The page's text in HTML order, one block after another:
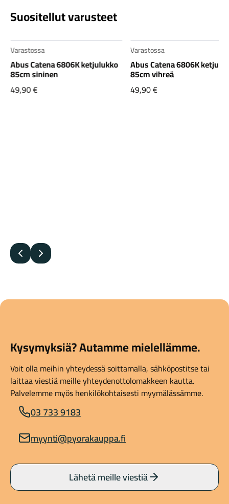
Suositellut varusteet
Varastossa
Abus Catena 6806K ketjulukko
85cm sininen
49,90€
Varastossa
Abus Catena 6806K
85cm vihreä
49,90€
Edellinen
Seuraava
Kysymyksiä? Autamme mielellämme.
Voit olla meihin yhteydessä soittamalla, sähköpostitse tai
laittaa viestiä meille yhteydenottolomakkeen kautta.
Palvelemme myös henkilökohtaisesti myymälässämme.
03 733 9183
myynti@pyorakauppa.fi
Lähetä meille viestiä